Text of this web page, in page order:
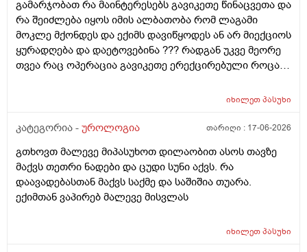
გამარჯობათ რა მაინტერესებს გავიკეთე წინაცვეთა და
რა შეიძლება იყოს იმის ალბათობა რომ ლაგამი
მოკლე მქონდეს და ექიმს დავიწყოდეს ან არ მიექციოს
ყურადღება და დაეტოვებინა ??? რადგან უკვე მეორე
თვეა რაც ოპერაცია გავიკეთე ერექცირებული როცა
ასევე არაერექციულ დროსაც სადღაც ეგრე 1
ერექცირებულის დროს უბრალოდ მერე გარშემოც
იქაჩება ხოლმე და ცოტა დაჭიმვასაც ვგრძნობსავით
ლაგამის არეში
იხილეთპასუხი
კატეგორია - უროლოგია თარიღი : 17-06-2026
გთხოვთ მალევე მიპასუხოთ დილაობით ასოს თავზე
მაქვს თეთრი ნადები და ცუდი სუნი აქვს. რა
დაავადებასთან მაქვს საქმე და საშიშია თუარა.
ექიმთან ვაპირებ მალევე მისვლას
იხილეთპასუხი